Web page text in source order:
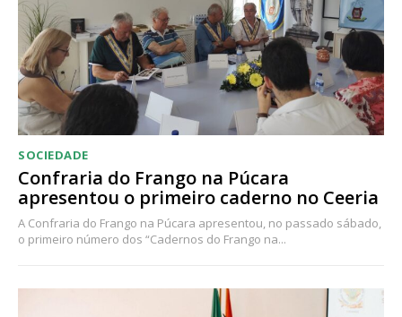
SOCIEDADE
Confraria do Frango na Púcara
apresentou o primeiro caderno no Ceeria
A Confraria do Frango na Púcara apresentou, no passado sábado,
o primeiro número dos “Cadernos do Frango na...